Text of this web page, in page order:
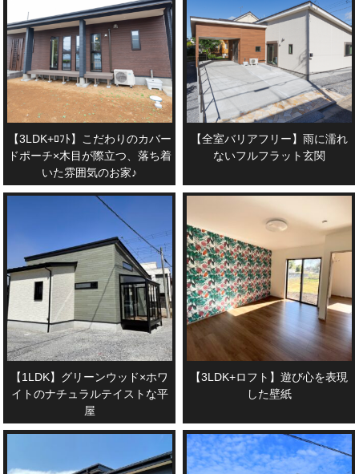
【3LDK+ﾛﾌﾄ】こだわりのカバー
ドポーチ×木目が際立つ、落ち着
いた雰囲気のお家♪
【全室バリアフリー】雨に濡れ
ないフルフラット玄関
【1LDK】グリーンウッド×ホワ
イトのナチュラルテイストな平
屋
【3LDK+ロフト】遊び心を表現
した壁紙